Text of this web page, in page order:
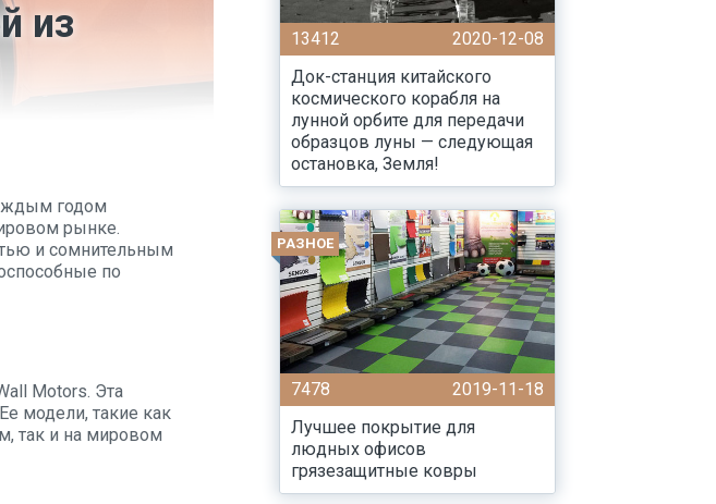
из
годом
рынке.
и сомнительным
по
Motors. Эта
модели, такие как
так и на мировом
13412
2020-12-08
Док-станция китайского
космического корабля на
лунной орбите для передачи
образцов луны — следующая
остановка, Земля!
РАЗНОЕ
7478
2019-11-18
Лучшее покрытие для
людных офисов
грязезащитные ковры